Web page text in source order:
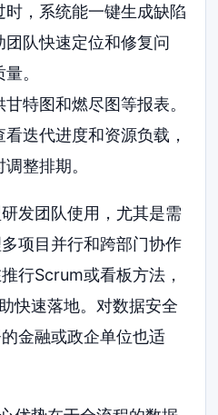
，系统能一键生成缺陷
队快速定位和修复问
。
甘特图和燃尽图等报表。
迭代进度和资源负载，
整排期。
研发团队使用，尤其是需
项目并行和跨部门协作
行Scrum或看板方法，
快速落地。对数据安全
金融或政企单位也适